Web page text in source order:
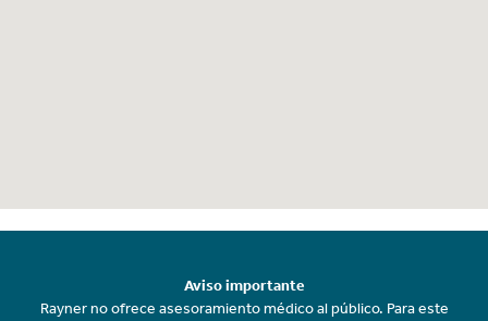
Aviso importante
Rayner no ofrece asesoramiento médico al público. Para este